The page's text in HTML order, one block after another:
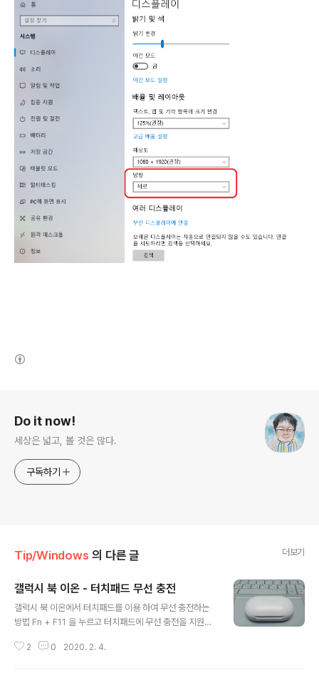
Do it now!
세상은 넓고, 볼 것은 많다.
구독하기
Tip/Windows 의 다른 글 더보기
갤럭시 북 이온 - 터치패드 무선 충전
갤럭시 북 이온에서 터치패드를 이용 하여 무선 충전하는
방법 Fn + F11 을 누르고 터치패드에 무선 충전을 지원하
2 0 2020. 2. 4.